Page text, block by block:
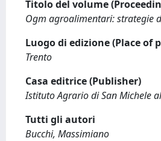
Titolo del volume
Ogm agroalimentari: strategie
Luogo di edizione (Place of
Trento
Casa editrice (Publisher)
Istituto Agrario di San Michele
Tutti gli autori
Bucchi, Massimiano